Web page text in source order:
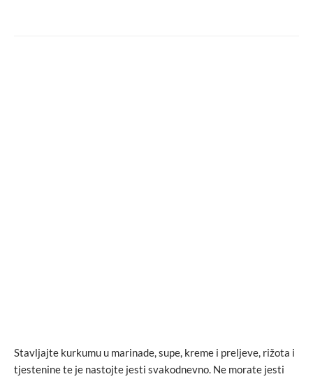
Stavljajte kurkumu u marinade, supe, kreme i preljeve, rižota i
tjestenine te je nastojte jesti svakodnevno. Ne morate jesti